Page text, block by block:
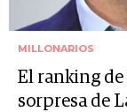
MILLONARIOS
El ranking de
sorpresa de